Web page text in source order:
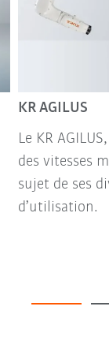
KR AGILUS
Le KR
des vitesses
sujet de ses
d’utilisation.